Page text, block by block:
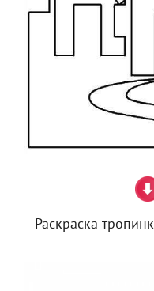
Раскраска